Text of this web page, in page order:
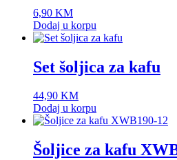
6,90 KM
Dodaj u korpu
Set šoljica za kafu
44,90 KM
Dodaj u korpu
Šoljice za kafu